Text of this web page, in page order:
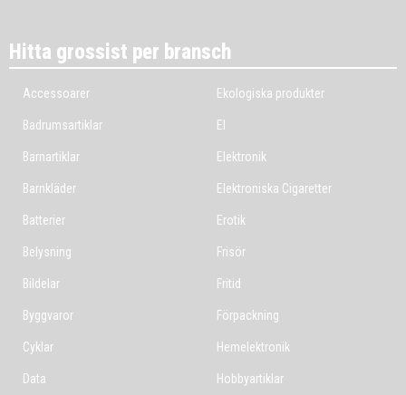
Hitta grossist per bransch
Accessoarer
Badrumsartiklar
Barnartiklar
Barnkläder
Batterier
Belysning
Bildelar
Byggvaror
Cyklar
Data
Ekologiska produkter
El
Elektronik
Elektroniska Cigaretter
Erotik
Frisör
Fritid
Förpackning
Hemelektronik
Hobbyartiklar